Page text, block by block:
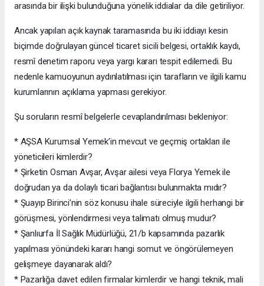
arasında bir ilişki bulunduğuna yönelik iddialar da dile getiriliyor.
Ancak yapılan açık kaynak taramasında bu iki iddiayı kesin
biçimde doğrulayan güncel ticaret sicili belgesi, ortaklık kaydı,
resmî denetim raporu veya yargı kararı tespit edilemedi. Bu
nedenle kamuoyunun aydınlatılması için tarafların ve ilgili kamu
kurumlarının açıklama yapması gerekiyor.
Şu soruların resmî belgelerle cevaplandırılması bekleniyor:
* AŞSA Kurumsal Yemek’in mevcut ve geçmiş ortakları ile
yöneticileri kimlerdir?
* Şirketin Osman Avşar, Avşar ailesi veya Florya Yemek ile
doğrudan ya da dolaylı ticari bağlantısı bulunmakta mıdır?
* Şuayıp Birinci’nin söz konusu ihale süreciyle ilgili herhangi bir
görüşmesi, yönlendirmesi veya talimatı olmuş mudur?
* Şanlıurfa İl Sağlık Müdürlüğü, 21/b kapsamında pazarlık
yapılması yönündeki kararı hangi somut ve öngörülemeyen
gelişmeye dayanarak aldı?
* Pazarlığa davet edilen firmalar kimlerdir ve hangi teknik, mali